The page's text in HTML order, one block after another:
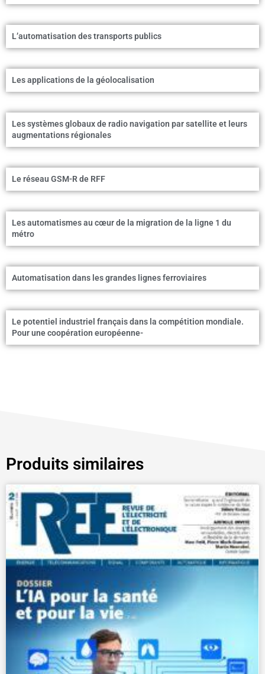
L’automatisation des transports publics
Les applications de la géolocalisation
Les systèmes globaux de radio navigation par satellite et leurs
augmentations régionales
Le réseau GSM-R de RFF
Les automatismes au cœur de la migration de la ligne 1 du
métro
Automatisation dans les grandes lignes ferroviaires
Le potentiel industriel français dans la compétition mondiale.
Pour une coopération européenne-
Produits similaires